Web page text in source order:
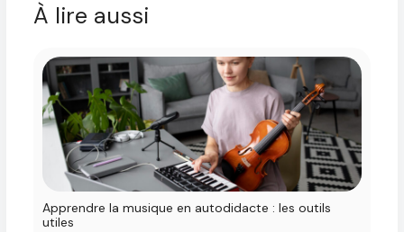
À lire aussi
Apprendre la musique en autodidacte : les outils
utiles